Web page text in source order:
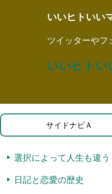
いいヒトいい
ツイッターやフ
いいヒト
サイドナビＡ
選択によって人生も違う
日記と恋愛の歴史